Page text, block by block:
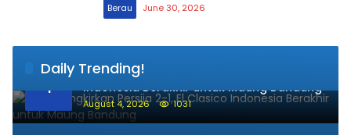
Berau June 30, 2026
Daily Trending!
1
Persib Singkirkan Persija 2-1, El Clasico
Indonesia Berakhir untuk Maung Bandung
August 4, 2026 1031